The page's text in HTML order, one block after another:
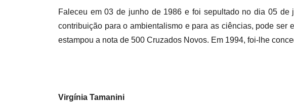
Faleceu em 03 de junho de 1986 e foi sepultado no dia 05
contribuição para o ambientalismo e para as ciências, pode
estampou a nota de 500 Cruzados Novos. Em 1994, foi-lhe
Virgínia Tamanini